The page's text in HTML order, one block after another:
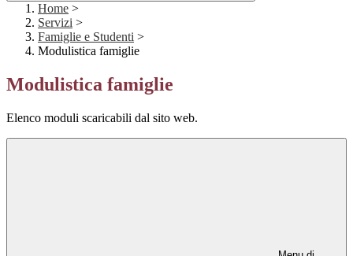
Home >
Servizi >
Famiglie e Studenti >
Modulistica famiglie
Modulistica famiglie
Elenco moduli scaricabili dal sito web.